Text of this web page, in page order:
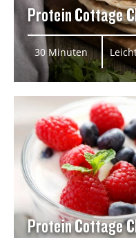
Protein Cottage
30 Minuten
Protein Cottage